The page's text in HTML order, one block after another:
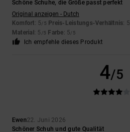
Schöne Schuhe, die Größe passt perfekt
Original anzeigen - Dutch
Komfort: 5/5 Preis-Leistungs-Verhältnis: 5
Material : 5 /5 Farbe: 5/5
Ich empfehle dieses Produkt
4/5
Ewen22. Juni 2026
Schöner Schuh und gute Qualität